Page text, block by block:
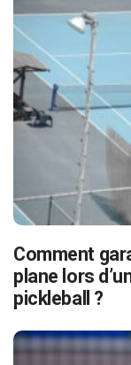
Comment
plane lors
pickleball ?